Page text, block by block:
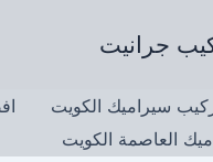
سيراميك الكويت
العاصمة الكويت